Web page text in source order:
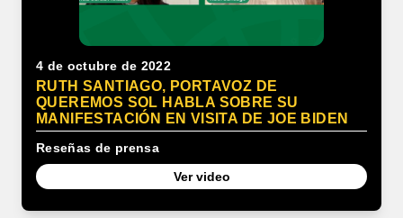
4 de octubre de 2022
RUTH SANTIAGO, PORTAVOZ DE
QUEREMOS SOL HABLA SOBRE SU
MANIFESTACIÓN EN VISITA DE JOE BIDEN
Reseñas de prensa
Ver video